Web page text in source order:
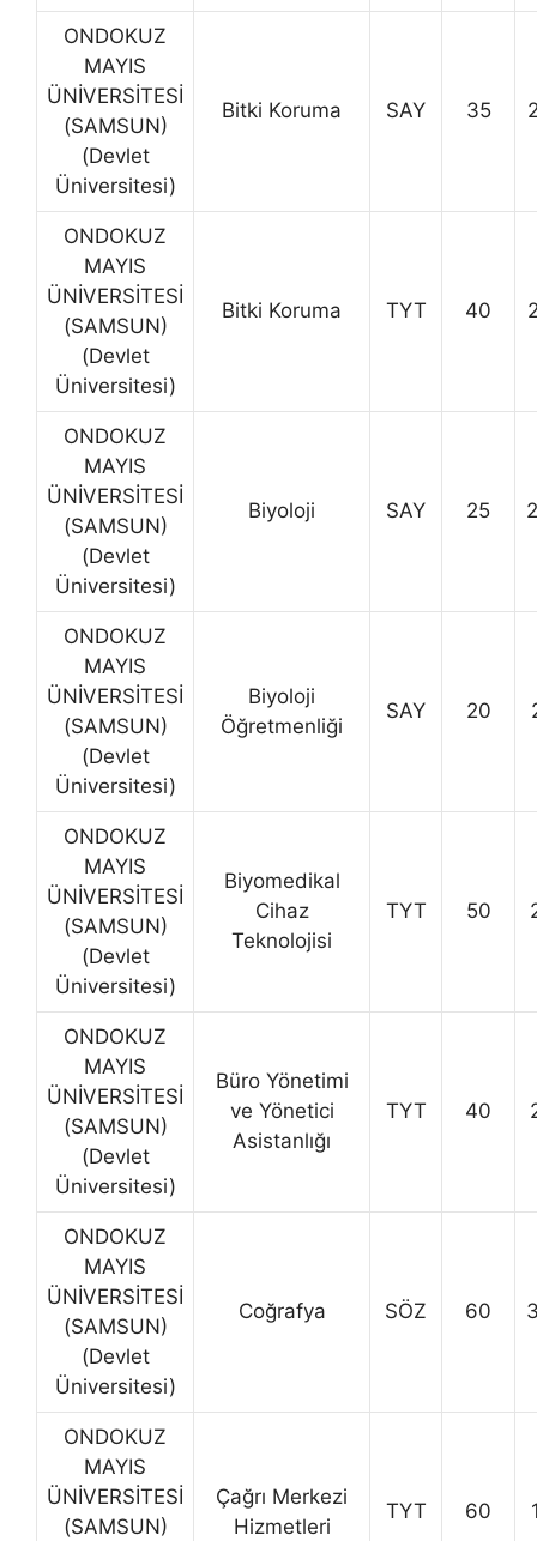
ONDOKUZ
MAYIS
ÜNİVERSİTESİ
(SAMSUN)
(Devlet
Üniversitesi)
Bitki Koruma SAY 35
ONDOKUZ
MAYIS
ÜNİVERSİTESİ
(SAMSUN)
(Devlet
Üniversitesi)
Bitki Koruma TYT 40
ONDOKUZ
MAYIS
ÜNİVERSİTESİ
(SAMSUN)
(Devlet
Üniversitesi)
Biyoloji SAY 25
ONDOKUZ
MAYIS
ÜNİVERSİTESİ
(SAMSUN)
(Devlet
Üniversitesi)
Biyoloji
Öğretmenliği
SAY 20
ONDOKUZ
MAYIS
ÜNİVERSİTESİ
(SAMSUN)
(Devlet
Üniversitesi)
Biyomedikal
Cihaz
Teknolojisi
TYT 50
ONDOKUZ
MAYIS
ÜNİVERSİTESİ
(SAMSUN)
(Devlet
Üniversitesi)
Büro Yönetimi
ve Yönetici
Asistanlığı
TYT 40
ONDOKUZ
MAYIS
ÜNİVERSİTESİ
(SAMSUN)
(Devlet
Üniversitesi)
Coğrafya SÖZ 60
ONDOKUZ
MAYIS
ÜNİVERSİTESİ
(SAMSUN)
Çağrı Merkezi
Hizmetleri
TYT 60